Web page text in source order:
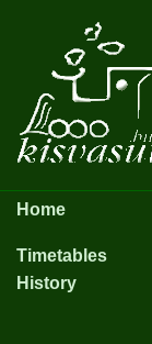
Home
Timetables
History